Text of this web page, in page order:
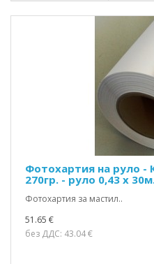
Фотохартия на руло -
270гр. - руло 0,43 х
Фотохартия за мастил..
51.65 €
без ДДС: 43.04 €